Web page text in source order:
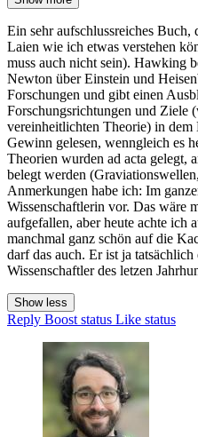
Ein sehr aufschlussreiches Buch,
Laien wie ich etwas verstehen
muss auch nicht sein). Hawking
Newton über Einstein und
Forschungen und gibt einen
Forschungsrichtungen und Ziele
vereinheitlichten Theorie) in
Gewinn gelesen, wenngleich es
Theorien wurden ad acta gelegt,
belegt werden
Anmerkungen habe ich: Im
Wissenschaftlerin vor. Das wäre
aufgefallen, aber heute achte ich
manchmal ganz schön auf die
darf das auch. Er ist ja
Wissenschaftler des letzen
Show less
Reply Boost status Like status